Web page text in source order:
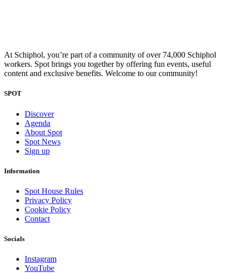
At Schiphol, you’re part of a community of over 74,000 Schiphol
workers. Spot brings you together by offering fun events, useful
content and exclusive benefits. Welcome to our community!
SPOT
Discover
Agenda
About Spot
Spot News
Sign up
Information
Spot House Rules
Privacy Policy
Cookie Policy
Contact
Socials
Instagram
YouTube